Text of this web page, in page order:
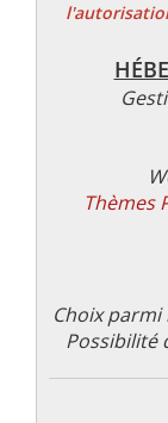
Thèmes
Choix
Possibilité